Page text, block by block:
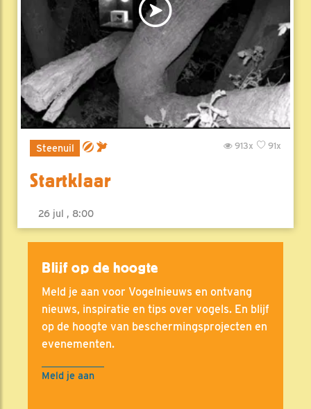
Steenuil 91x
913x
Startklaar
26 jul , 8:00
Blijf op de hoogte
Meld je aan voor Vogelnieuws en ontvang
nieuws, inspiratie en tips over vogels. En blijf
op de hoogte van beschermingsprojecten en
evenementen.
Meld je aan